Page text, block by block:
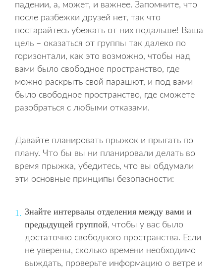
падении, а, может, и важнее. Запомните, что
после разбежки друзей нет, так что
постарайтесь убежать от них подальше! Ваша
цель – оказаться от группы так далеко по
горизонтали, как это возможно, чтобы над
вами было свободное пространство, где
можно раскрыть свой парашют, и под вами
было свободное пространство, где сможете
разобраться с любыми отказами.
Давайте планировать прыжок и прыгать по
плану. Что бы вы ни планировали делать во
время прыжка, убедитесь, что вы обдумали
эти основные принципы безопасности:
Знайте интервалы отделения между вами и
предыдущей группой, чтобы у вас было
достаточно свободного пространства. Если
не уверены, сколько времени необходимо
выждать, проверьте информацию о ветре и